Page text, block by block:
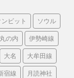
ビット ソウル
丸の内 伊勢崎線
大名 大牟田線
宿線 月読神社